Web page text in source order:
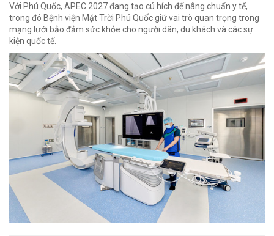
Với Phú Quốc, APEC 2027 đang tạo cú hích để nâng chuẩn y tế,
trong đó Bệnh viện Mặt Trời Phú Quốc giữ vai trò quan trọng trong
mạng lưới bảo đảm sức khỏe cho người dân, du khách và các sự
kiện quốc tế.